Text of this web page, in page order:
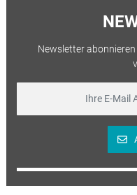
Newsletter